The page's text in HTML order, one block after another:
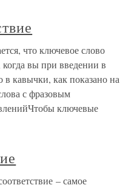
что ключевое слово
когда вы при введении в
в кавычки, как показано на
с фразовым
ключевые
– самое